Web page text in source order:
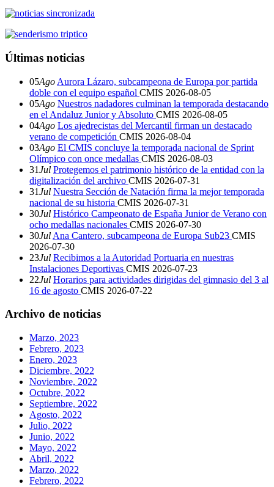
Últimas noticias
05Ago Aurora Lázaro, subcampeona de Europa por partida
doble con el equipo español CMIS 2026-08-05
05Ago Nuestros nadadores culminan la temporada destacando
en el Andaluz Junior y Absoluto CMIS 2026-08-05
04Ago Los ajedrecistas del Mercantil firman un destacado
verano de competición CMIS 2026-08-04
03Ago El CMIS concluye la temporada nacional de Sprint
Olímpico con once medallas CMIS 2026-08-03
31Jul Protegemos el patrimonio histórico de la entidad con la
digitalización del archivo CMIS 2026-07-31
31Jul Nuestra Sección de Natación firma la mejor temporada
nacional de su historia CMIS 2026-07-31
30Jul Histórico Campeonato de España Junior de Verano con
ocho medallas nacionales CMIS 2026-07-30
30Jul Ana Cantero, subcampeona de Europa Sub23 CMIS
2026-07-30
23Jul Recibimos a la Autoridad Portuaria en nuestras
Instalaciones Deportivas CMIS 2026-07-23
22Jul Horarios para actividades dirigidas del gimnasio del 3 al
16 de agosto CMIS 2026-07-22
Archivo de noticias
Marzo, 2023
Febrero, 2023
Enero, 2023
Diciembre, 2022
Noviembre, 2022
Octubre, 2022
Septiembre, 2022
Agosto, 2022
Julio, 2022
Junio, 2022
Mayo, 2022
Abril, 2022
Marzo, 2022
Febrero, 2022